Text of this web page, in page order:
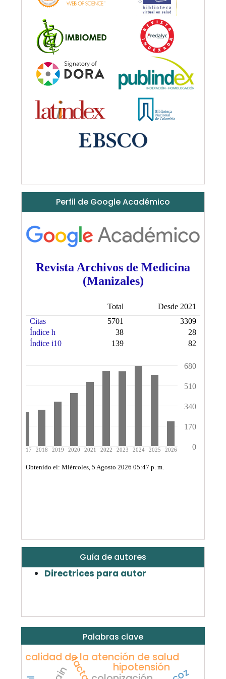
Perfil de Google Académico
Guía de autores
Directrices para autor
Palabras clave
hipotensión
calidad de la atención de salud